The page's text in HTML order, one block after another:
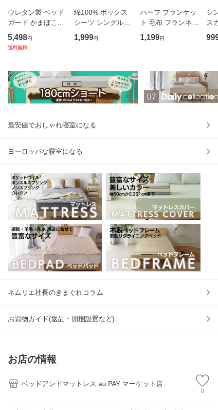
ウレタン製 ベッド
ガード かまぼこガ
ード 1本(1個) 長さ
190cm 幼児用ベッ
下防止 ベッドガー
ド 寝返り
5,498円
送料無料
綿100% ボックス
シーツ シングル
(幅97×195cm) 85S
S(幅85×195cm) マ
1,999円
ハーフ ブランケッ
ト 毛布 フランネル
ウォーム ハーフ (1
00×140cm) 一層両
1,199円
シ
ス
イ
(グ
が
最安値でおしゃれ寝室になる
ヨーロッパな寝室になる
ネムリエ社長のきまぐれコラム
お買物ガイド(返品・開梱設置など)
お店の情報
ベッドアンドマットレス au PAY マーケット店
0